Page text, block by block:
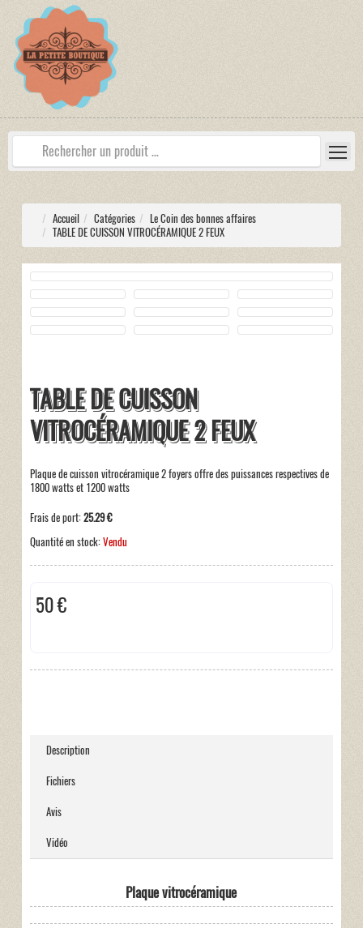
Accueil Catégories
Le Coin des bonnes affaires
TABLE DE CUISSON VITROCÉRAMIQUE 2 FEUX
TABLE DE CUISSON
VITROCÉRAMIQUE 2 FEUX
Plaque de cuisson vitrocéramique 2 foyers offre des puissances respectives de
1800 watts et 1200 watts
Frais de port:25.29 €
Quantité en stock:Vendu
50 €
Description
Fichiers
Avis
Vidéo
Plaque vitrocéramique